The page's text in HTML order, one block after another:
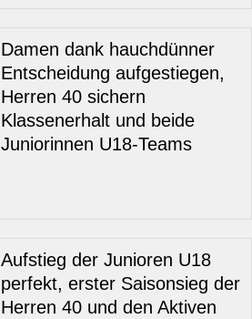
Damen dank hauchdünner
Entscheidung aufgestiegen,
Herren 40 sichern
Klassenerhalt und beide
Juniorinnen U18-Teams
Aufstieg der Junioren U18
perfekt, erster Saisonsieg der
Herren 40 und den Aktiven